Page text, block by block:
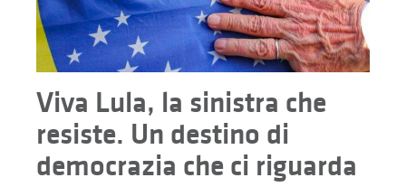
Viva Lula, la sinistra che
resiste. Un destino di
democrazia che ci riguarda